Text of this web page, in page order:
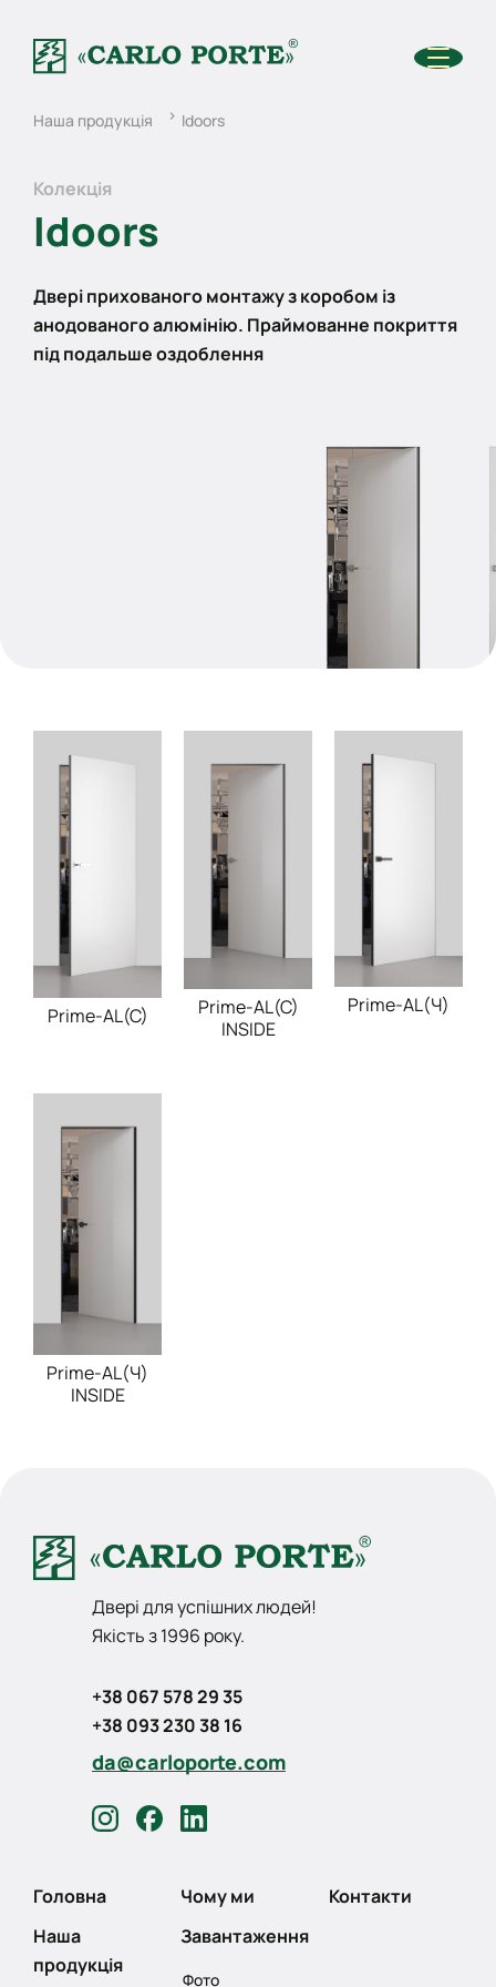
Наша продукція Idoors
Колекція
Idoors
Двері прихованого монтажу з коробом із
анодованого алюмінію. Праймованне покриття
під подальше оздоблення
Prime-AL(C)
Prime-AL(C)
INSIDE
Prime-AL(Ч)
Prime-AL(Ч)
INSIDE
Двері для успішних людей!
Якість з 1996 року.
+38 067 578 29 35
+38 093 230 38 16
da@carloporte.com
Головна Чому ми
Контакти
Наша
продукція
Завантаження
Фото